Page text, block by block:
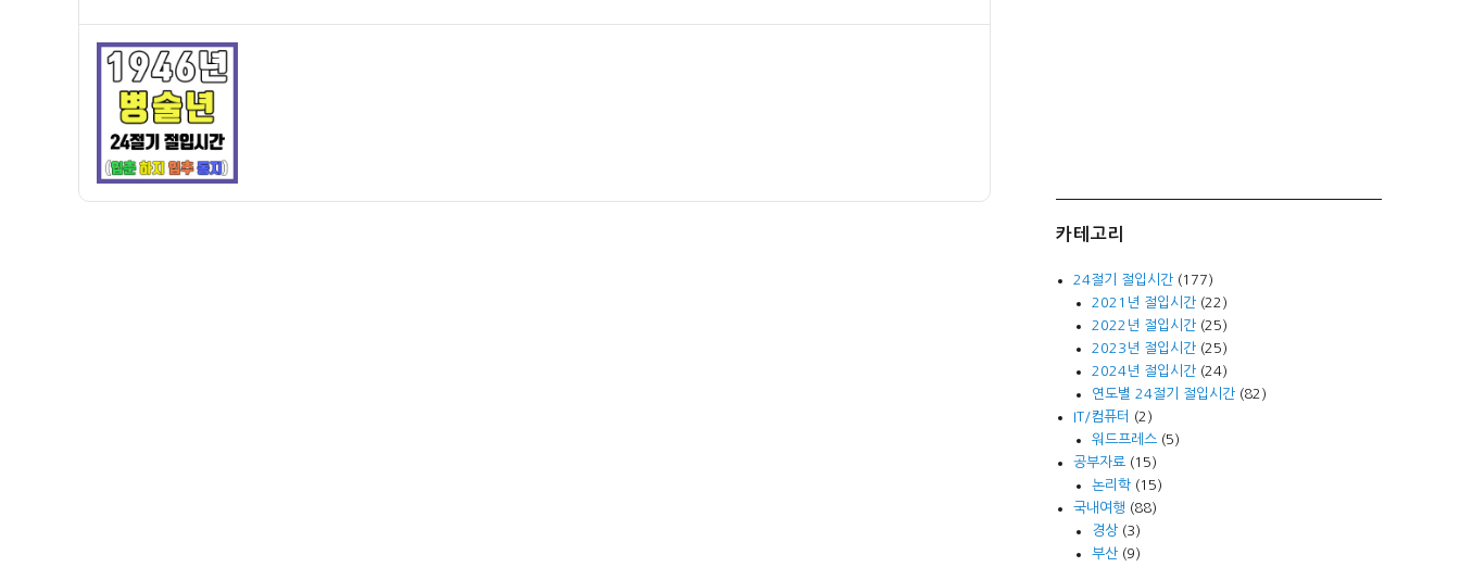
카테고리
24절기 절입시간 (177)
2021년 절입시간(22)
2022년 절입시간(25)
2023년 절입시간(25)
2024년 절입시간(24)
연도별 24절기 절입시간(82)
IT/컴퓨터
(2)
워드프레스(5)
공부자료 (15)
논리학(15)
국내여행 (88)
경상(3)
부산(9)